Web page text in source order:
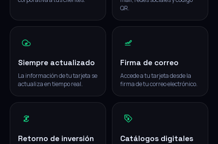
QR.
Siempre actualizado
La información de tu tarjeta se
actualiza en tiempo real.
Firma de correo
Accede a tu tarjeta desde la
firma de tu correo electrónico.
Retorno de inversión Catálogos digitales